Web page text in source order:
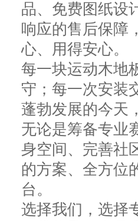
品、免费图纸设
响应的售后保障
心、用得安心。
每一块运动木地
守；每一次安装
蓬勃发展的今天
无论是筹备专业
身空间、完善社
的方案、全方位
台。
选择我们，选择